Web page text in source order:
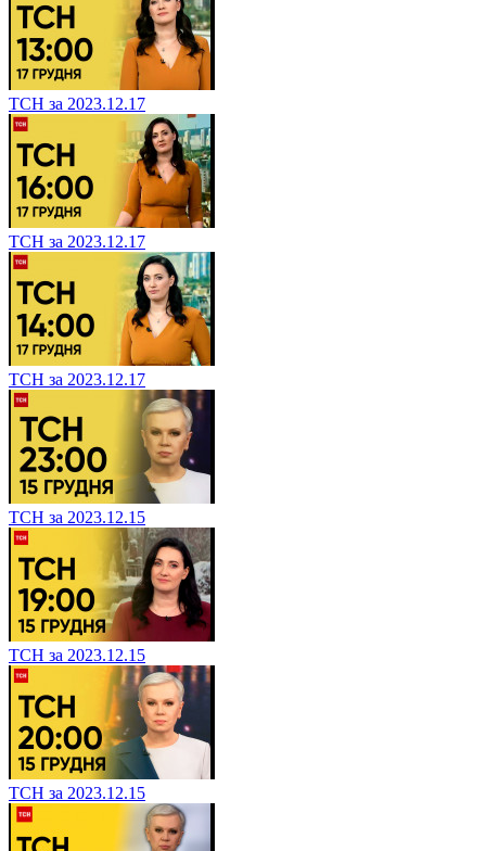
ТСН за 2023.12.17
ТСН за 2023.12.17
ТСН за 2023.12.17
ТСН за 2023.12.15
ТСН за 2023.12.15
ТСН за 2023.12.15